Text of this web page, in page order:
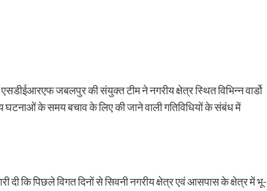
जबलपुर की संयुक्त टीम ने नगरीय क्षेत्र स्थित विभिन्न वार्डो
के समय बचाव के लिए की जाने वाली गतिविधियों के संबंध में
दी कि पिछले विगत दिनों से सिवनी नगरीय क्षेत्र एवं आसपास के क्षेत्र में भू-